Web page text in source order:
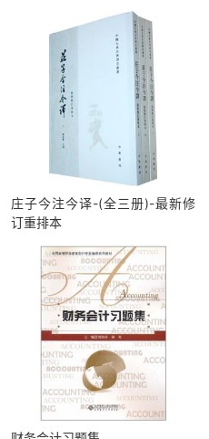
庄子今注今译-(全三册)-最新修
订重排本